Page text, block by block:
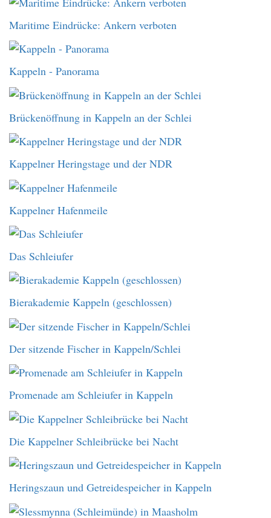
Maritime Eindrücke: Ankern verboten
Kappeln - Panorama
Brückenöffnung in Kappeln an der Schlei
Kappelner Heringstage und der NDR
Kappelner Hafenmeile
Das Schleiufer
Bierakademie Kappeln (geschlossen)
Der sitzende Fischer in Kappeln/Schlei
Promenade am Schleiufer in Kappeln
Die Kappelner Schleibrücke bei Nacht
Heringszaun und Getreidespeicher in Kappeln